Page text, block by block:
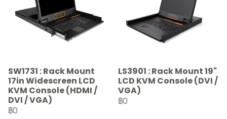
SW1731 : Rack Mount
17in Widescreen LCD
KVM Console (HDMI /
DVI / VGA)
฿0
LS3901 : Rack Mount 19"
LCD KVM Console (DVI /
VGA)
฿0